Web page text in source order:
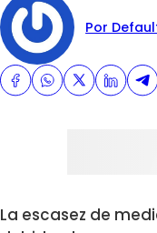
Por
La escasez de